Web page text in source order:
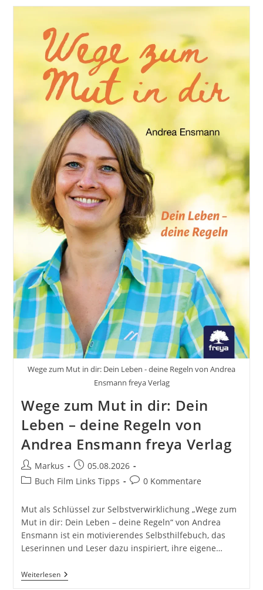
Trifft
Auf
Minimalismus.
Im
Aufzug
Mit
Saskia
P.
37
Detaillierte
Foto-
Tipps
Und
Tricks
Wege zum Mut in dir: Dein Leben - deine Regeln von Andrea
Ensmann freya Verlag
Wege zum Mut in dir: Dein
Leben – deine Regeln von
Andrea Ensmann freya Verlag
Beitrags-
Autor:
Markus
Beitrag
veröffentlicht:
05.08.2026
Beitrags-
Buch Film Links Tipps
Beitrags-
0 Kommentare
Mut als Schlüssel zur Selbstverwirklichung „Wege zum
Mut in dir: Dein Leben – deine Regeln“ von Andrea
Ensmann ist ein motivierendes Selbsthilfebuch, das
Leserinnen und Leser dazu inspiriert, ihre eigene…
WeiterlesenWege
Zum